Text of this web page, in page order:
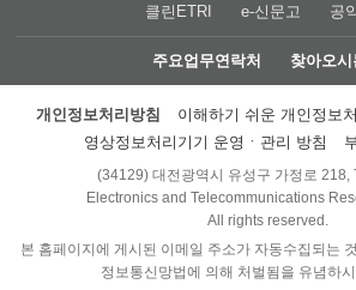
클린ETRI e-신문고 공
주요업무연락처 찾아오시
개인정보처리방침 이해하기 쉬운 개인정보
영상정보처리기기 운영ㆍ관리 방침
(34129) 대전광역시 유성구 가정로 218,
Electronics and Telecommunications
All rights reserved.
본 홈페이지에 게시된 이메일 주소가 자동수집되는
정보통신망법에 의해 처벌됨을 유념하